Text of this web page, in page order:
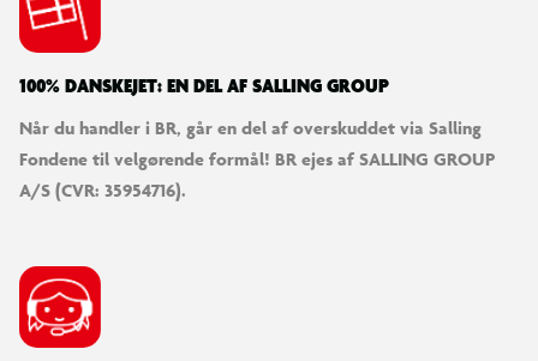
100% DANSKEJET: EN DEL AF SALLING GROUP
Når du handler i BR, går en del af overskuddet via Salling
Fondene til velgørende formål! BR ejes af SALLING GROUP
A/S (CVR: 35954716).